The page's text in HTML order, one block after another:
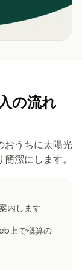
の流れ
おうちに太陽光
潔にします。
内します
上で概算の